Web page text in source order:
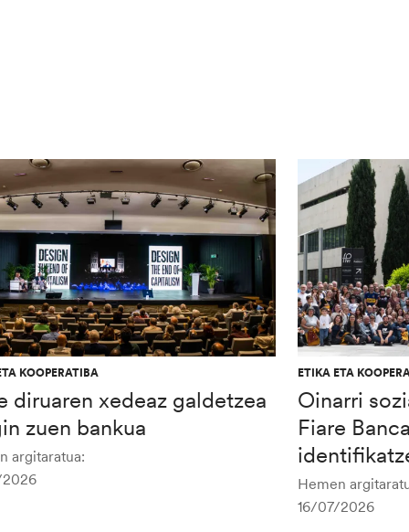
KOOPERATIBA
diruaren xedeaz galdetzea
zuen bankua
argitaratua:
ETIKA ETA
Oinarri
Fiare
Hemen
16/07/2026